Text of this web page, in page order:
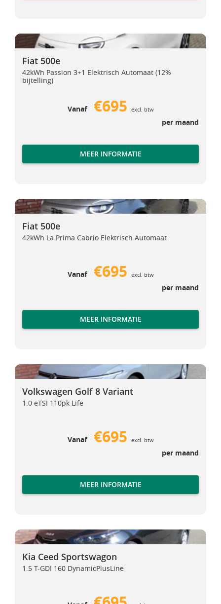
Fiat 500e
Fiat 500e
Fiat 500e
42kWh Passion 3+1 Elektrisch Automaat (12%
bijtelling)
Vanaf €695 excl. btw
per maand
MEER INFORMATIE
Fiat 500e
Fiat 500e
Fiat 500e
42kWh La Prima Cabrio Elektrisch Automaat
Vanaf €695 excl. btw
per maand
MEER INFORMATIE
Volkswagen Golf 8 Variant
Volkswagen Golf 8 Variant
Volkswagen Golf 8 Variant
1.0 eTSI 110pk Life
Vanaf €695 excl. btw
per maand
MEER INFORMATIE
Kia Ceed Sportswagon
Kia Ceed Sportswagon
Kia Ceed Sportswagon
1.5 T-GDI 160 DynamicPlusLine